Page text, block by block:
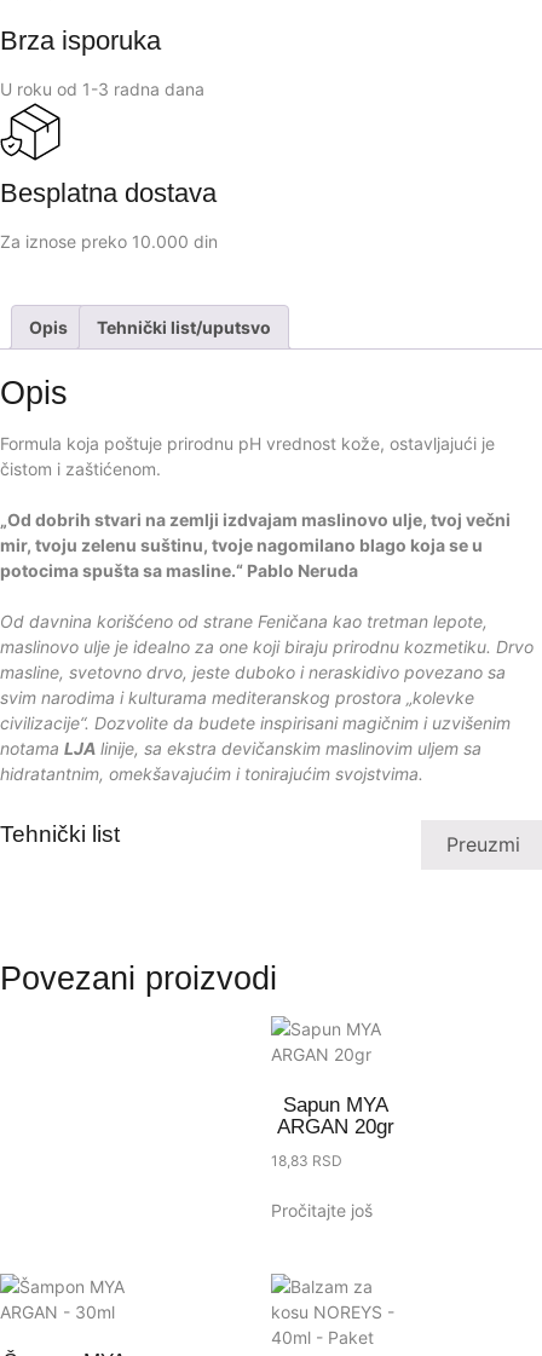
Brza isporuka
U roku od 1-3 radna dana
Besplatna dostava
Za iznose preko 10.000 din
Opis Tehnički list/uputsvo
Opis
Formula koja poštuje prirodnu pH vrednost kože, ostavljajući je
čistom i zaštićenom.
„Od dobrih stvari na zemlji izdvajam maslinovo ulje, tvoj večni
mir, tvoju zelenu suštinu, tvoje nagomilano blago koja se u
potocima spušta sa masline.“ Pablo Neruda
Od davnina korišćeno od strane Feničana kao tretman lepote,
maslinovo ulje je idealno za one koji biraju prirodnu kozmetiku. Drvo
masline, svetovno drvo, jeste duboko i neraskidivo povezano sa
svim narodima i kulturama mediteranskog prostora „kolevke
civilizacije“. Dozvolite da budete inspirisani magičnim i uzvišenim
notama LJA linije, sa ekstra devičanskim maslinovim uljem sa
hidratantnim, omekšavajućim i tonirajućim svojstvima.
Tehnički list Preuzmi
Povezani proizvodi
Sapun MYA
ARGAN 20gr
18,83 RSD
Pročitajte još